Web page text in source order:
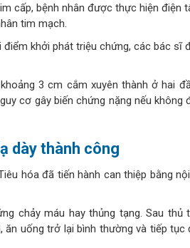
cấp, bệnh nhân được thực hiện điện
tim mạch.
khởi phát triệu chứng, các bác sĩ
3 cm cắm xuyên thành ở hai
cơ gây biến chứng nặng nếu không
dày thành công
hóa đã tiến hành can thiệp bằng
chảy máu hay thủng tạng. Sau thủ
ăn uống trở lại bình thường và tiếp